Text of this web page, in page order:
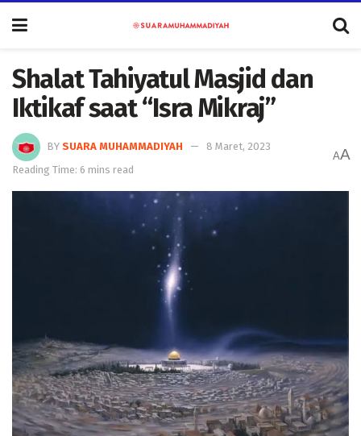
Shalat Tahiyatul Masjid dan
Iktikaf saat “Isra Mikraj”
BY SUARA MUHAMMADIYAH
8 Maret, 2023
Reading Time: 6 mins read
AA